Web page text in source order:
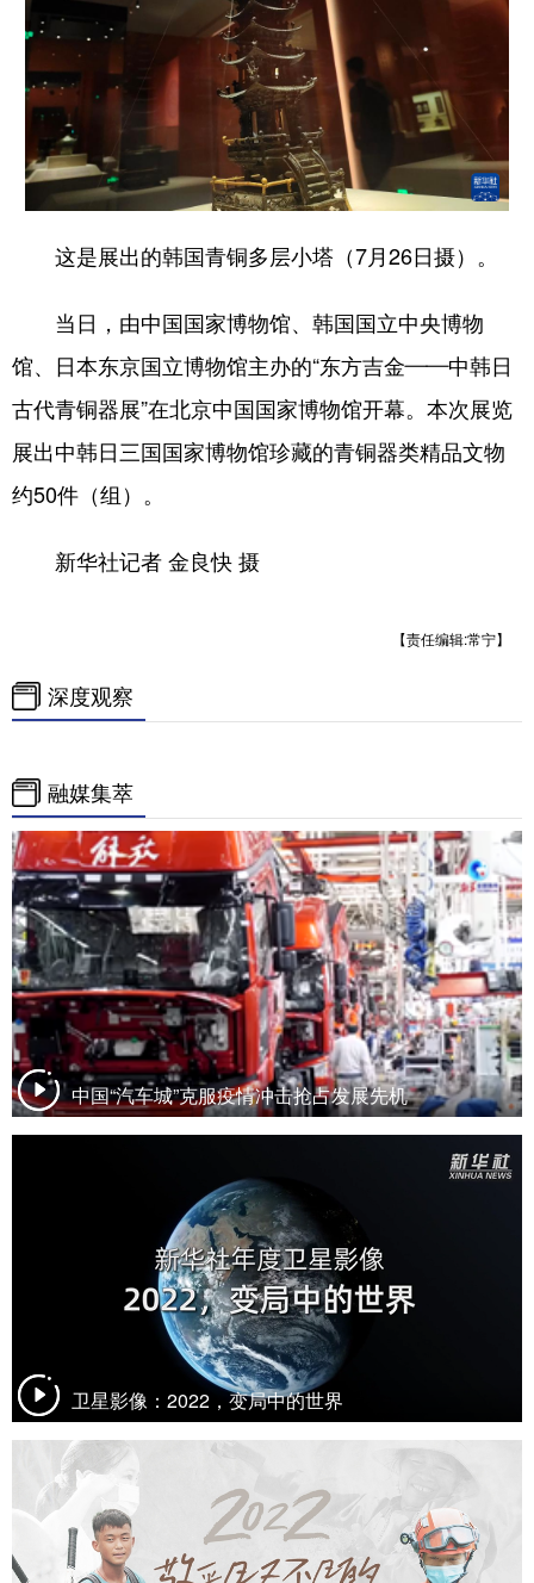
这是展出的韩国青铜多层小塔（7月26日摄）。
当日，由中国国家博物馆、韩国国立中央博物
馆、日本东京国立博物馆主办的“东方吉金——中韩日
古代青铜器展”在北京中国国家博物馆开幕。本次展览
展出中韩日三国国家博物馆珍藏的青铜器类精品文物
约50件（组）。
新华社记者 金良快 摄
【责任编辑:常宁】
深度观察
融媒集萃
中国“汽车城”克服疫情冲击抢占发展先机
卫星影像：2022，变局中的世界